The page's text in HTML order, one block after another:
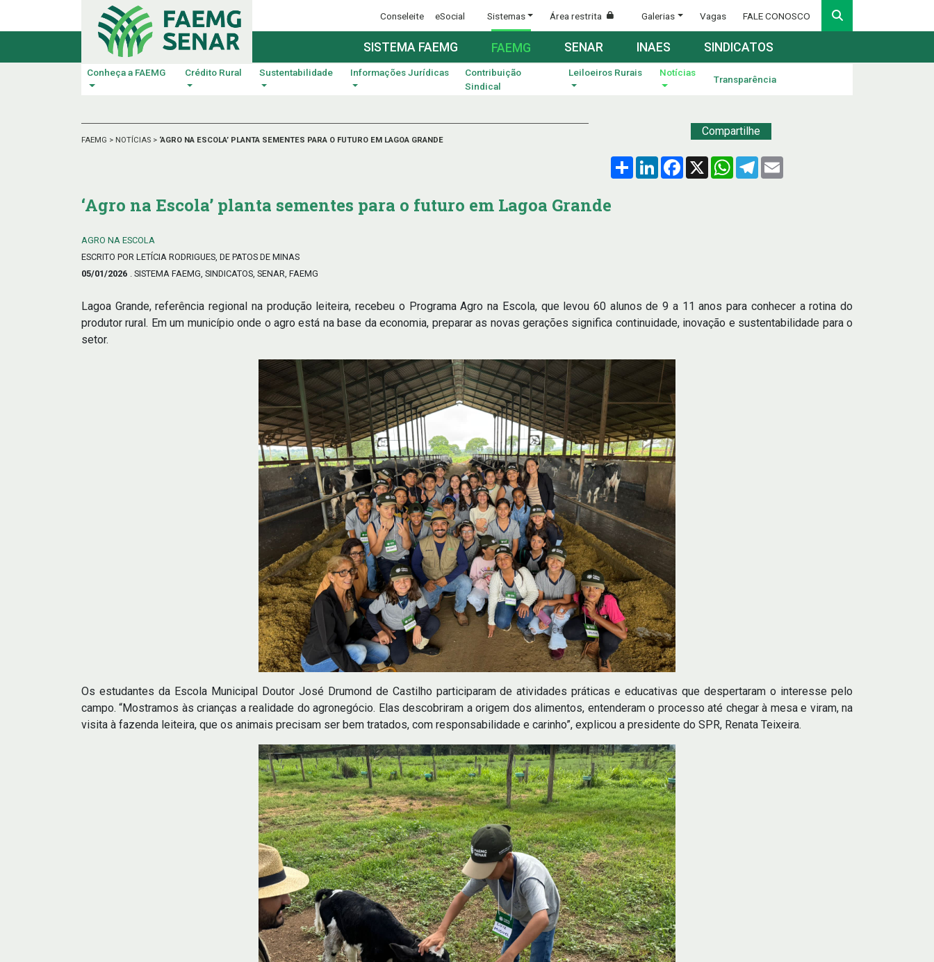
Conseleite eSocial Sistemas Área restrita Galerias Vagas FALE CONOSCO
SISTEMA FAEMG FAEMG SENAR INAES SINDICATOS
Conheça a FAEMG Crédito Rural Sustentabilidade Informações Jurídicas
Contribuição
Sindical
Leiloeiros Rurais Notícias
Transparência
FAEMG > NOTÍCIAS > ‘AGRO NA ESCOLA’ PLANTA SEMENTES PARA O FUTURO EM LAGOA GRANDE
Compartilhe
Compartilhar
LinkedInFacebook
X WhatsApp
Telegram
‘Agro na Escola’ planta sementes para o futuro em Lagoa Grande
AGRO NA ESCOLA
ESCRITO POR LETÍCIA RODRIGUES, DE PATOS DE MINAS
05/01/2026
. SISTEMA FAEMG, SINDICATOS, SENAR, FAEMG
Lagoa Grande, referência regional na produção leiteira, recebeu o Programa Agro na Escola, que levou 60 alunos de 9 a 11 anos para conhecer a rotina do
produtor rural. Em um município onde o agro está na base da economia, preparar as novas gerações significa continuidade, inovação e sustentabilidade para o
setor.
Os estudantes da Escola Municipal Doutor José Drumond de Castilho participaram de atividades práticas e educativas que despertaram o interesse pelo
campo. “Mostramos às crianças a realidade do agronegócio. Elas descobriram a origem dos alimentos, entenderam o processo até chegar à mesa e viram, na
visita à fazenda leiteira, que os animais precisam ser bem tratados, com responsabilidade e carinho”, explicou a presidente do SPR, Renata Teixeira.